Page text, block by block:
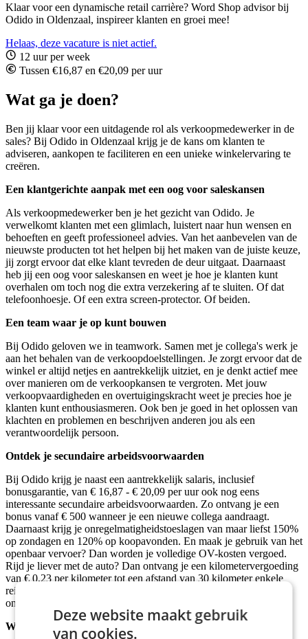
Klaar voor een dynamische retail carrière? Word Shop advisor bij
Odido in Oldenzaal, inspireer klanten en groei mee!
Helaas, deze vacature is niet actief.
12 uur per week
Tussen €16,87 en €20,09 per uur
Wat ga je doen?
Ben jij klaar voor een uitdagende rol als verkoopmedewerker in de
sales? Bij Odido in Oldenzaal krijg je de kans om klanten te
adviseren, aankopen te faciliteren en een unieke winkelervaring te
creëren.
Een klantgerichte aanpak met een oog voor saleskansen
Als verkoopmedewerker ben je het gezicht van Odido. Je
verwelkomt klanten met een glimlach, luistert naar hun wensen en
behoeften en geeft professioneel advies. Van het aanbevelen van de
nieuwste producten tot het helpen bij het maken van de juiste keuze,
jij zorgt ervoor dat elke klant tevreden de deur uitgaat. Daarnaast
heb jij een oog voor saleskansen en weet je hoe je klanten kunt
overhalen om toch nog die extra verzekering af te sluiten. Of dat
telefoonhoesje. Of een extra screen-protector. Of beiden.
Een team waar je op kunt bouwen
Bij Odido geloven we in teamwork. Samen met je collega's werk je
aan het behalen van de verkoopdoelstellingen. Je zorgt ervoor dat de
winkel er altijd netjes en aantrekkelijk uitziet, en je denkt actief mee
over manieren om de verkoopkansen te vergroten. Met jouw
verkoopvaardigheden en overtuigingskracht weet je precies hoe je
klanten kunt enthousiasmeren. Ook ben je goed in het oplossen van
klachten en problemen en beschrijven anderen jou als een
verantwoordelijk persoon.
Ontdek je secundaire arbeidsvoorwaarden
Bij Odido krijg je naast een aantrekkelijk salaris, inclusief
bonusgarantie, van € 16,87 - € 20,09 per uur ook nog eens
interessante secundaire arbeidsvoorwaarden. Zo ontvang je een
bonus vanaf € 500 wanneer je een nieuwe collega aandraagt.
Daarnaast krijg je onregelmatigheidstoeslagen van maar liefst 150%
op zondagen en 120% op koopavonden. En maak je gebruik van het
openbaar vervoer? Dan worden je volledige OV-kosten vergoed.
Rijd je liever met de auto? Dan ontvang je een kilometervergoeding
van € 0,23 per kilometer tot een afstand van 30 kilometer enkele
reis. Daarnaast biedt Odido je de mogelijkheid om jezelf verder te
ontwikkelen via trainingen en cursussen.
Wie zoeken wij?
Deze website maakt gebruik
van cookies.